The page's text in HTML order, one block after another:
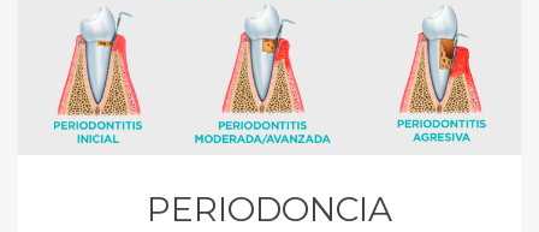
PERIODONCIA